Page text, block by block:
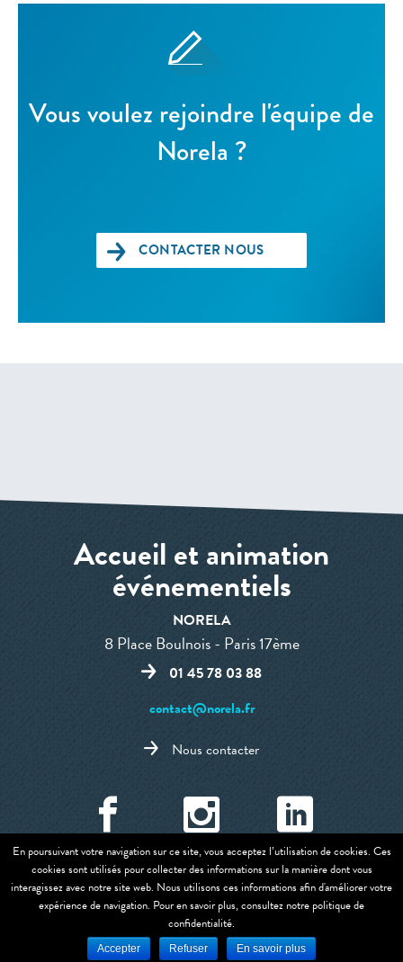
Vous voulez rejoindre l'équipe de
Norela ?
CONTACTER NOUS
Accueil et animation
événementiels
NORELA
8 Place Boulnois - Paris 17ème
01 45 78 03 88
contact@norela.fr
Nous contacter
Mentions légales et CGU-Politique de confidentialites et cookies
Copyright @2011-2019 Tous droits réservés -
Réalisation Solead
En poursuivant votre navigation sur ce site, vous acceptez l’utilisation de cookies. Ces
cookies sont utilisés pour collecter des informations sur la manière dont vous
interagissez avec notre site web. Nous utilisons ces informations afin d'améliorer votre
expérience de navigation. Pour en savoir plus, consultez notre politique de
confidentialité.
Accepter Refuser En savoir plus